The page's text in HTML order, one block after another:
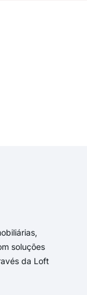
soluções
da Loft